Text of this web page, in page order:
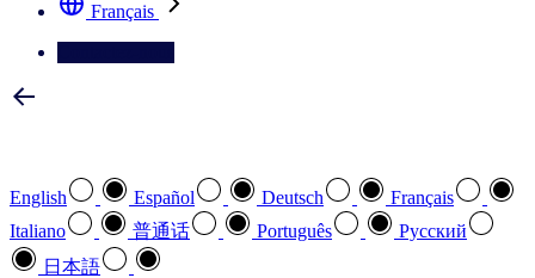
Français
English Español Deutsch
Français
Italiano
普通话 Português
Pусский
日本語